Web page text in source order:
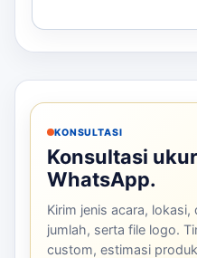
KONSULTASI
Konsultasi
WhatsApp.
Kirim jenis acara, lokasi,
jumlah, serta file logo.
custom, estimasi